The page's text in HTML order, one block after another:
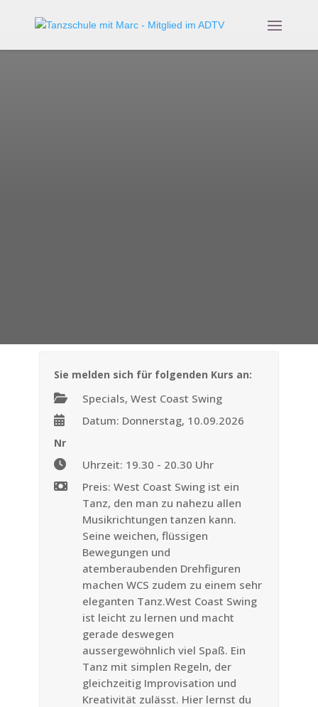
Sie melden sich für folgenden Kurs an:
Specials, West Coast Swing
Datum: Donnerstag, 10.09.2026
Nr
Uhrzeit: 19.30 - 20.30 Uhr
Preis: West Coast Swing ist ein
Tanz, den man zu nahezu allen
Musikrichtungen tanzen kann.
Seine weichen, flüssigen
Bewegungen und
atemberaubenden Drehfiguren
machen WCS zudem zu einem sehr
eleganten Tanz.West Coast Swing
ist leicht zu lernen und macht
gerade deswegen
aussergewöhnlich viel Spaß. Ein
Tanz mit simplen Regeln, der
gleichzeitig Improvisation und
Kreativität zulässt. Hier lernst du